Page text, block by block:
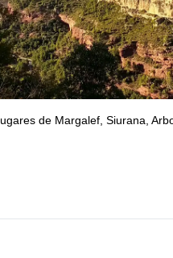
de Margalef, Siurana,